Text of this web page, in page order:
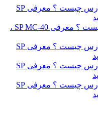
مینی لودر سنوپارس چیست ؟ معرفی SP
مینی لودر سنوپارس چیست ؟ معرفی SP MC-40 ،
مینی لودر سنوپارس چیست ؟ معرفی SP
مینی لودر سنوپارس چیست ؟ معرفی SP
مینی لودر سنوپارس چیست ؟ معرفی SP